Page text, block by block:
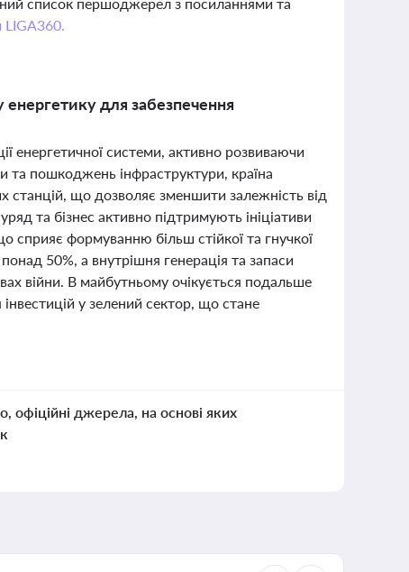
LIGA360.
енергетику для забезпечення
енергетичної системи, активно розвиваючи
та пошкоджень інфраструктури, країна
станцій, що дозволяє зменшити залежність від
та бізнес активно підтримують ініціативи
сприяє формуванню більш стійкої та гнучкої
50%, а внутрішня генерація та запаси
війни. В майбутньому очікується подальше
у зелений сектор, що стане
офіційні джерела, на основі яких